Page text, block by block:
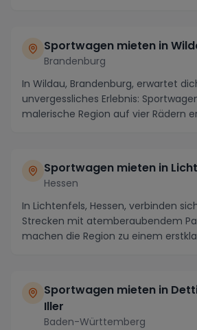
Sportwagen mieten in
Brandenburg
In Wildau, Brandenburg, erwartet
unvergessliches Erlebnis:
malerische Region auf vier Rädern
Sportwagen mieten in
Hessen
In Lichtenfels, Hessen, verbinden
Strecken mit atemberaubendem
machen die Region zu einem
Sportwagen mieten in
Iller
Baden-Württemberg